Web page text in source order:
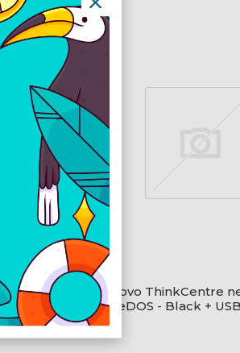
50q G6 -
egér és
Lenovo ThinkCentre
FreeDOS - Black +
billentyűzet